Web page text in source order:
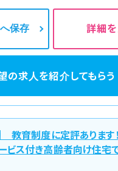
保存 詳細
の求人を紹介してもらう
教育制度に定評あります
ビス付き高齢者向け住宅